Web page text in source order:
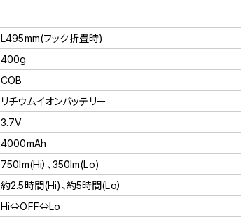
L495mm(フック折畳時)
400g
COB
リチウムイオンバッテリー
3.7V
4000mAh
750lm(Hi）、350lm(Lo)
約2.5時間(Hi)、約5時間(Lo）
Hi⇔OFF⇔Lo